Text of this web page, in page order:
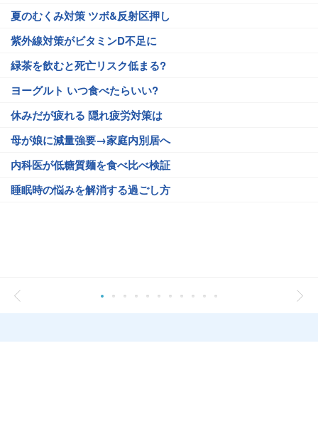
夏のむくみ対策 ツボ&反射区押し
紫外線対策がビタミンD不足に
緑茶を飲むと死亡リスク低まる?
ヨーグルト いつ食べたらいい?
休みだが疲れる 隠れ疲労対策は
母が娘に減量強要→家庭内別居へ
内科医が低糖質麺を食べ比べ検証
睡眠時の悩みを解消する過ごし方